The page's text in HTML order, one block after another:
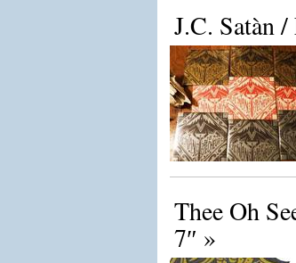
J.C. Satàn
Thee Oh
7″ »